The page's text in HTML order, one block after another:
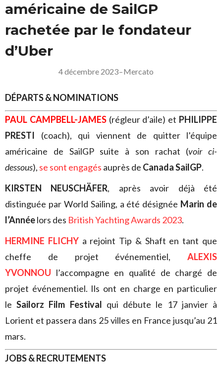
américaine de SailGP
rachetée par le fondateur
d’Uber
4 décembre 2023–Mercato
DÉPARTS & NOMINATIONS
PAUL CAMPBELL-JAMES(régleur d’aile) et PHILIPPE
PRESTI (coach), qui viennent de quitter l’équipe
américaine de SailGP suite à son rachat (voir ci-
dessous), se sont engagés auprès de Canada SailGP.
KIRSTEN NEUSCHÄFER, après avoir déjà été
distinguée par World Sailing, a été désignée Marin de
l’Annéelors des British Yachting Awards 2023.
HERMINE FLICHYa rejoint Tip & Shaft en tant que
cheffe de projet événementiel, ALEXIS
YVONNOU l’accompagne en qualité de chargé de
projet événementiel. Ils ont en charge en particulier
leSailorz Film Festival qui débute le 17 janvier à
Lorient et passera dans 25 villes en France jusqu’au 21
mars.
JOBS & RECRUTEMENTS